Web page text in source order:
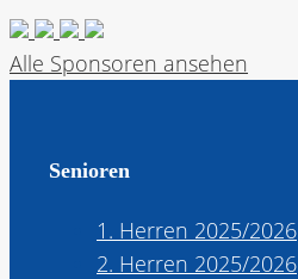
Alle Sponsoren ansehen
Senioren
1. Herren 2025/2026
2. Herren 2025/2026